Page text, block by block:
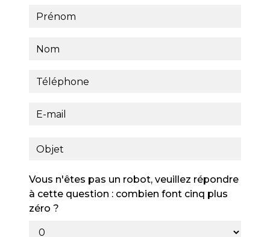
Vous n'êtes pas un robot, veuillez répondre
à cette question : combien font cinq plus
zéro ?